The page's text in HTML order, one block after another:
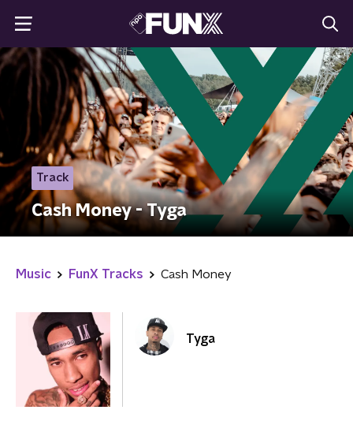
Track
Cash Money - Tyga
Music FunX Tracks Cash Money
Tyga